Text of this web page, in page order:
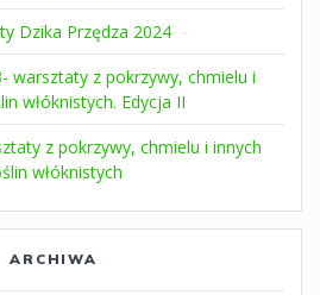
Dzika Przędza 2024
warsztaty z pokrzywy, chmielu i
włóknistych. Edycja II
z pokrzywy, chmielu i innych
włóknistych
ARCHIWA